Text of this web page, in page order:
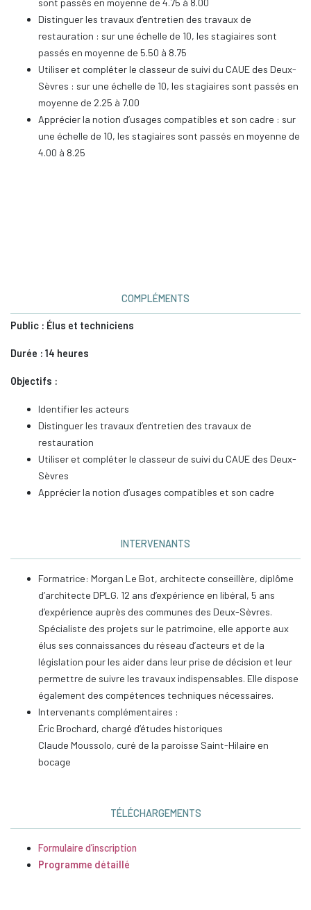
sont passés en moyenne de 4.75 à 8.00
Distinguer les travaux d’entretien des travaux de
restauration : sur une échelle de 10, les stagiaires sont
passés en moyenne de 5.50 à 8.75
Utiliser et compléter le classeur de suivi du CAUE des Deux-
Sèvres : sur une échelle de 10, les stagiaires sont passés en
moyenne de 2.25 à 7.00
Apprécier la notion d’usages compatibles et son cadre : sur
une échelle de 10, les stagiaires sont passés en moyenne de
4.00 à 8.25
COMPLÉMENTS
Public : Élus et techniciens
Durée : 14 heures
Objectifs :
Identifier les acteurs
Distinguer les travaux d’entretien des travaux de
restauration
Utiliser et compléter le classeur de suivi du CAUE des Deux-
Sèvres
Apprécier la notion d’usages compatibles et son cadre
INTERVENANTS
Formatrice: Morgan Le Bot, architecte conseillère, diplôme
d’architecte DPLG. 12 ans d’expérience en libéral, 5 ans
d’expérience auprès des communes des Deux-Sèvres.
Spécialiste des projets sur le patrimoine, elle apporte aux
élus ses connaissances du réseau d’acteurs et de la
législation pour les aider dans leur prise de décision et leur
permettre de suivre les travaux indispensables. Elle dispose
également des compétences techniques nécessaires.
Intervenants complémentaires :
Éric Brochard, chargé d’études historiques
Claude Moussolo, curé de la paroisse Saint-Hilaire en
bocage
TÉLÉCHARGEMENTS
Formulaire d’inscription
Programme détaillé